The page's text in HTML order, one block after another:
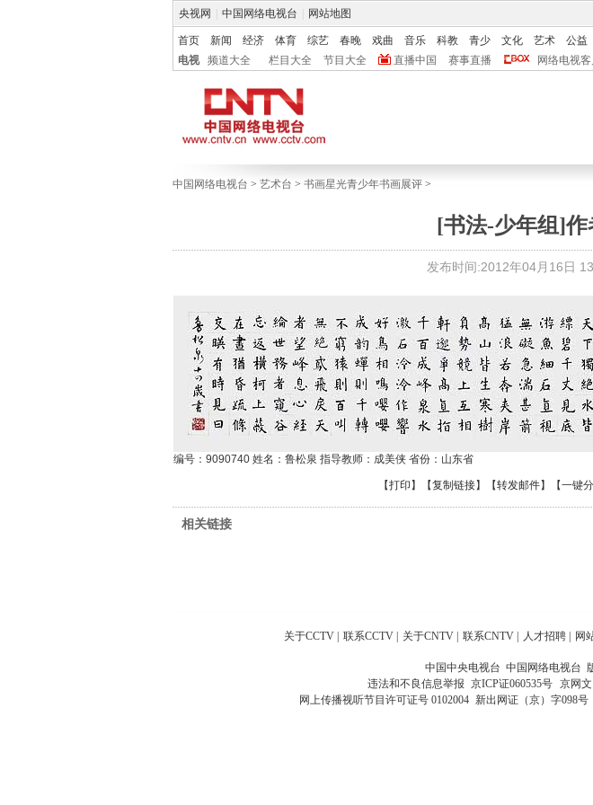
央视网 中国网络电视台 网站地图
首页 新闻 经济 体育 综艺 春晚 戏曲 音乐 科教 青少 文化 艺术 公益
电视
频道大全 栏目大全 节目大全 直播中国 赛事直播 网络电视
中国网络电视台 > 艺术台 > 书画星光青少年书画展评 >
[书法-少年组]作
发布时间:2012年04月16日
编号：9090740 姓名：鲁松泉 指导教师：成美侠 省份：山东省
【打印 】【复制链接】【转发邮件】 【一键
相关链接
关于CCTV 联系CCTV 关于CNTV 联系CNTV 人才招聘 网
中国中央电视台 中国网络电视台
违法和不良信息举报 京ICP证060535号
京网文
网上传播视听节目许可证号 0102004 新出网证（京）字098号